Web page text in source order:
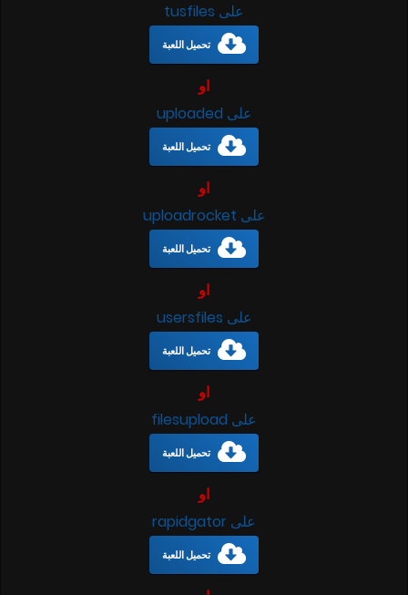
على tusfiles
تحميل اللعبة
او
على uploaded
تحميل اللعبة
او
على uploadrocket
تحميل اللعبة
او
على usersfiles
تحميل اللعبة
او
على filesupload
تحميل اللعبة
او
على rapidgator
تحميل اللعبة